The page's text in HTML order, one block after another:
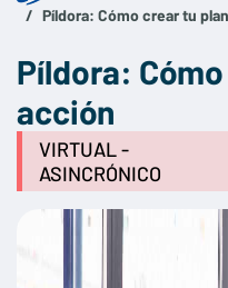
Píldora: Cómo crear tu
Píldora:
acción
VIRTUAL -
ASINCRÓNICO